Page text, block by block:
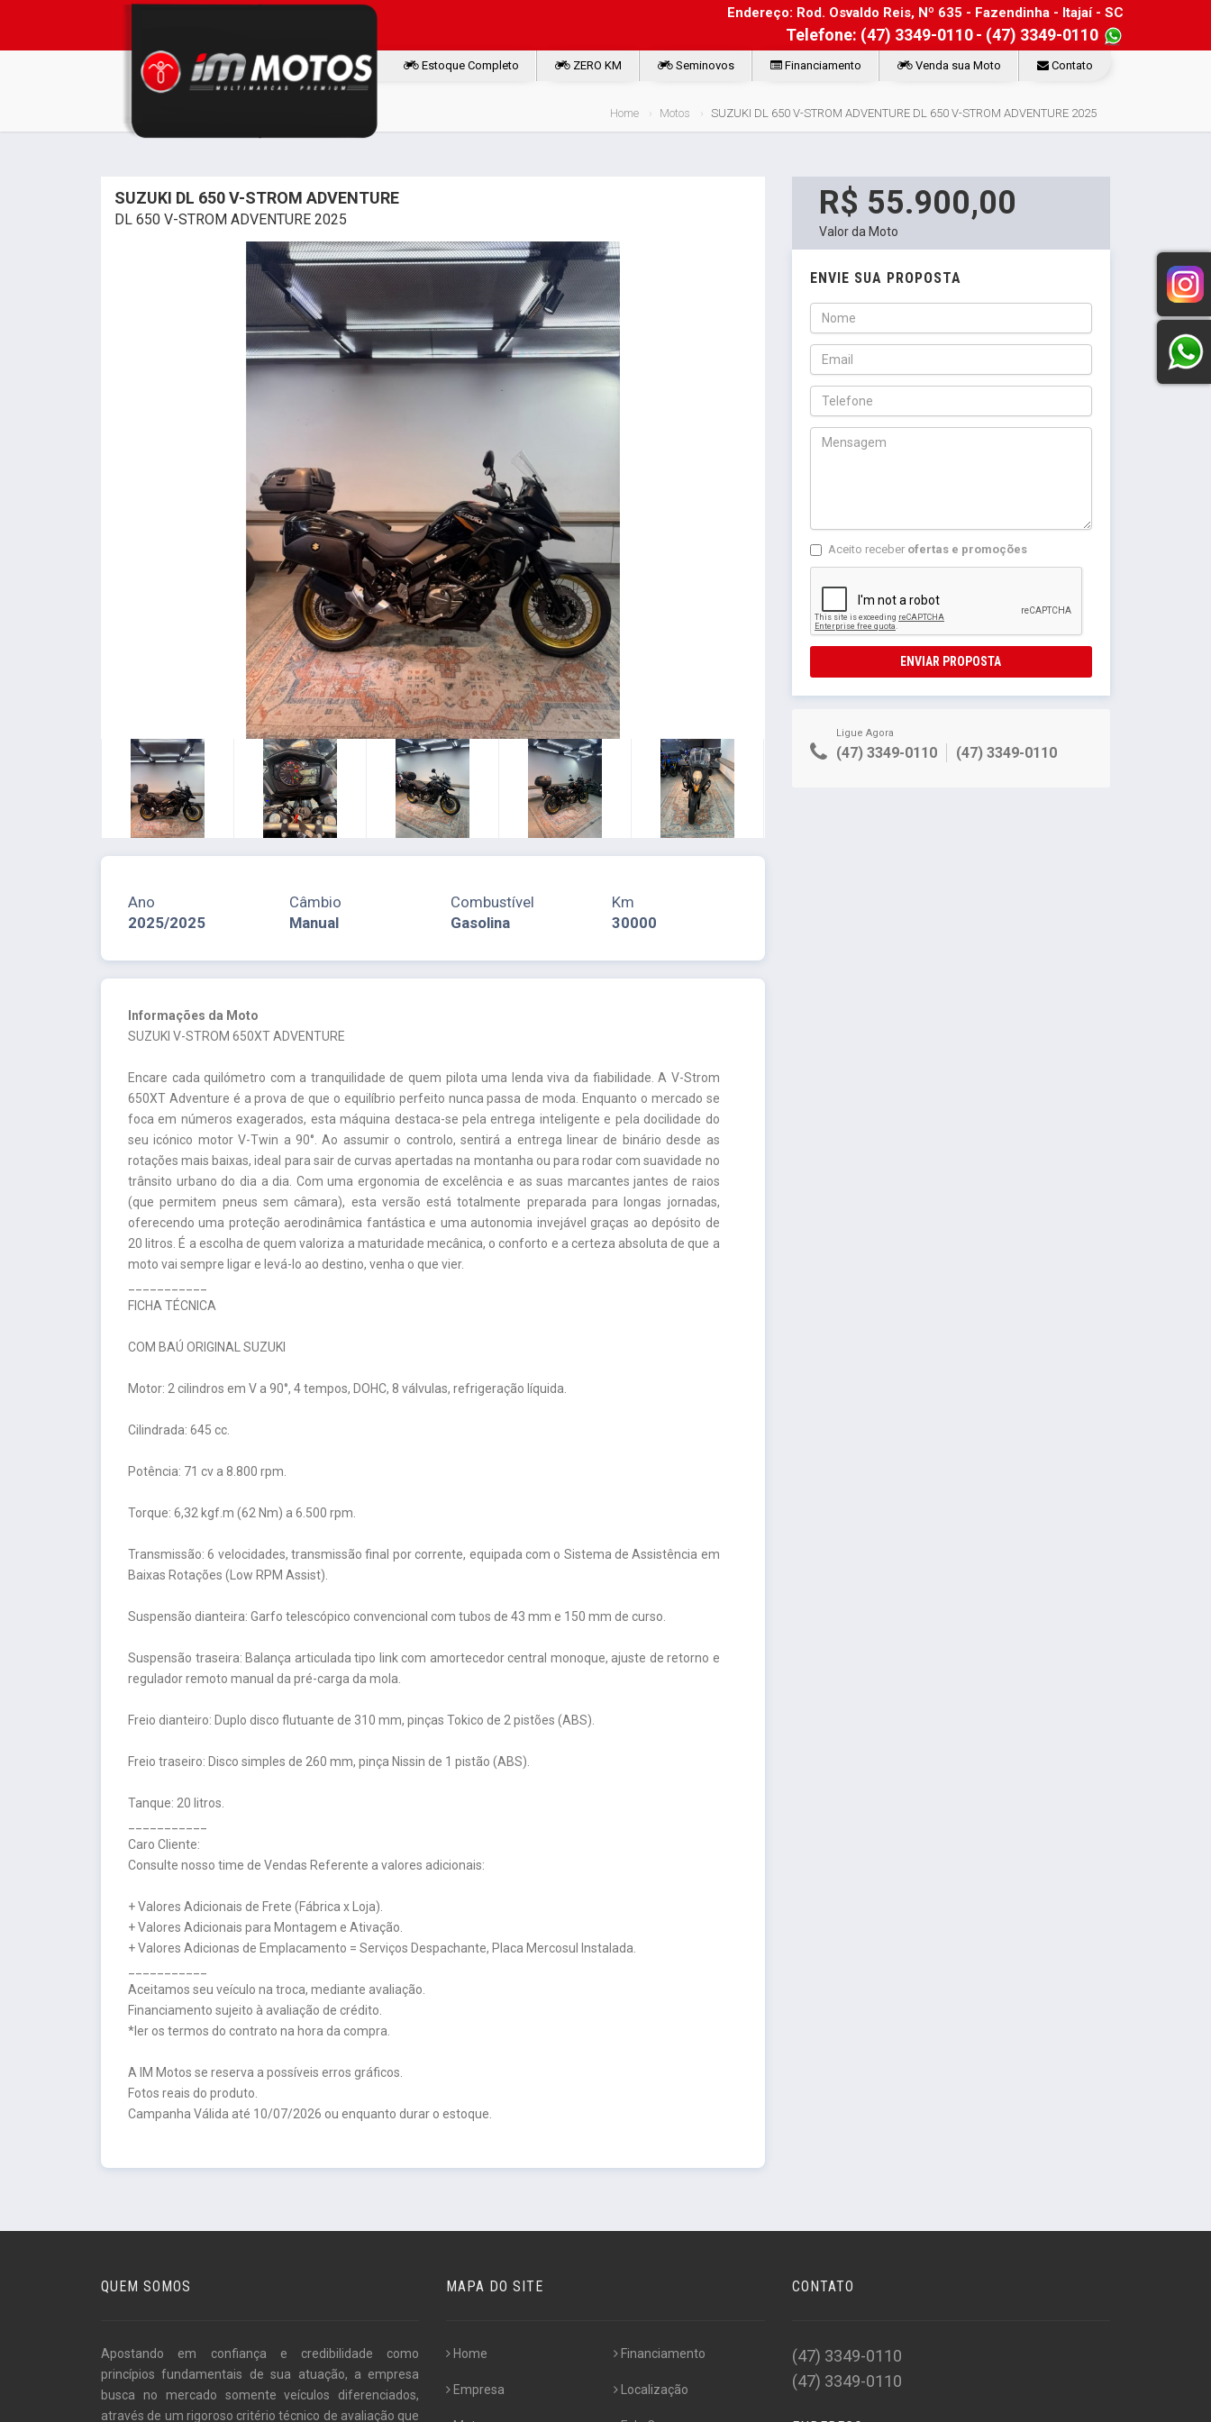
Endereço: Rod. Osvaldo Reis, Nº 635 - Fazendinha - Itajaí - SC
Telefone: (47) 3349-0110- (47) 3349-0110
Estoque Completo ZERO KM Seminovos Financiamento Venda sua Moto Contato
Home Motos SUZUKI DL 650 V-STROM ADVENTURE DL 650 V-STROM ADVENTURE 2025
SUZUKI DL 650 V-STROM ADVENTURE
DL 650 V-STROM ADVENTURE 2025
Ano
2025/2025
Câmbio
Manual
Combustível
Gasolina
Km
30000
Informações da Moto
SUZUKI V-STROM 650XT ADVENTURE
Encare cada quilómetro com a tranquilidade de quem pilota uma lenda viva da fiabilidade. A V-Strom
650XT Adventure é a prova de que o equilíbrio perfeito nunca passa de moda. Enquanto o mercado se
foca em números exagerados, esta máquina destaca-se pela entrega inteligente e pela docilidade do
seu icónico motor V-Twin a 90°. Ao assumir o controlo, sentirá a entrega linear de binário desde as
rotações mais baixas, ideal para sair de curvas apertadas na montanha ou para rodar com suavidade no
trânsito urbano do dia a dia. Com uma ergonomia de excelência e as suas marcantes jantes de raios
(que permitem pneus sem câmara), esta versão está totalmente preparada para longas jornadas,
oferecendo uma proteção aerodinâmica fantástica e uma autonomia invejável graças ao depósito de
20 litros. É a escolha de quem valoriza a maturidade mecânica, o conforto e a certeza absoluta de que a
moto vai sempre ligar e levá-lo ao destino, venha o que vier.
FICHA TÉCNICA
COM BAÚ ORIGINAL SUZUKI
Motor: 2 cilindros em V a 90°, 4 tempos, DOHC, 8 válvulas, refrigeração líquida.
Cilindrada: 645 cc.
Potência: 71 cv a 8.800 rpm.
Torque: 6,32 kgf.m (62 Nm) a 6.500 rpm.
Transmissão: 6 velocidades, transmissão final por corrente, equipada com o Sistema de Assistência em
Baixas Rotações (Low RPM Assist).
Suspensão dianteira: Garfo telescópico convencional com tubos de 43 mm e 150 mm de curso.
Suspensão traseira: Balança articulada tipo link com amortecedor central monoque, ajuste de retorno e
regulador remoto manual da pré-carga da mola.
Freio dianteiro: Duplo disco flutuante de 310 mm, pinças Tokico de 2 pistões (ABS).
Freio traseiro: Disco simples de 260 mm, pinça Nissin de 1 pistão (ABS).
Tanque: 20 litros.
Caro Cliente:
Consulte nosso time de Vendas Referente a valores adicionais:
+ Valores Adicionais de Frete (Fábrica x Loja).
+ Valores Adicionais para Montagem e Ativação.
+ Valores Adicionas de Emplacamento = Serviços Despachante, Placa Mercosul Instalada.
Aceitamos seu veículo na troca, mediante avaliação.
Financiamento sujeito à avaliação de crédito.
*ler os termos do contrato na hora da compra.
A IM Motos se reserva a possíveis erros gráficos.
Fotos reais do produto.
Campanha Válida até 10/07/2026 ou enquanto durar o estoque.
R$ 55.900,00
Valor da Moto
ENVIE SUA PROPOSTA
Aceito receber ofertas e promoções
ENVIAR PROPOSTA
Ligue Agora
(47) 3349-0110 (47) 3349-0110
QUEM SOMOS
Apostando em confiança e credibilidade como
princípios fundamentais de sua atuação, a empresa
busca no mercado somente veículos diferenciados,
através de um rigoroso critério técnico de avaliação que
MAPA DO SITE
Home
Empresa
Financiamento
Localização
CONTATO
(47) 3349-0110
(47) 3349-0110